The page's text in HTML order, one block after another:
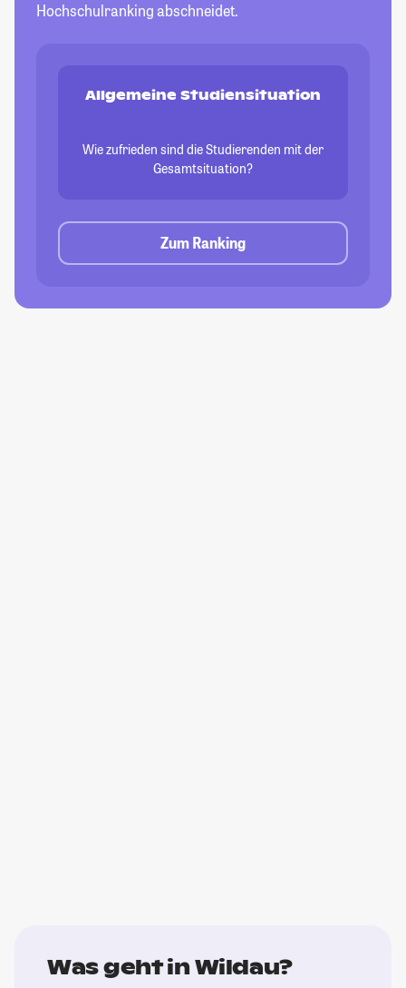
Hochschulranking abschneidet.
Allgemeine Studiensituation
Wie zufrieden sind die Studierenden mit der
Gesamtsituation?
Zum Ranking
Was geht in Wildau?